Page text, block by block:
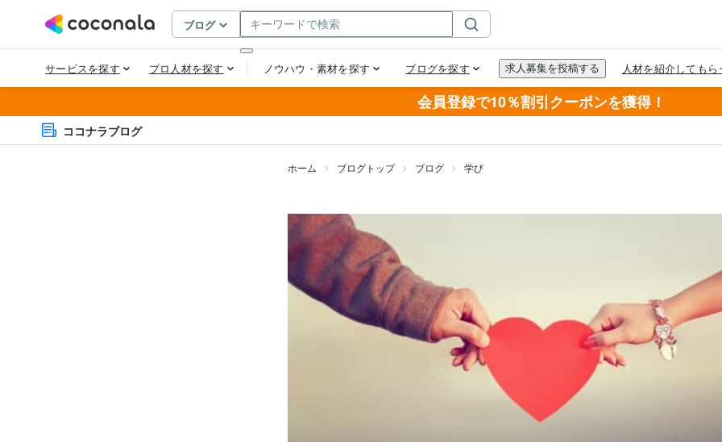
会員登録で10％割引クーポンを獲得！
ココナラブログ
ホーム ブログトップ ブログ 学び